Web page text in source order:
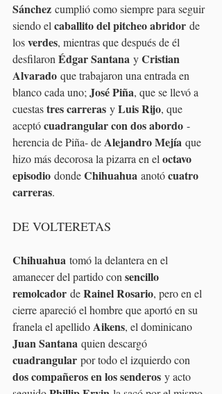
Sánchez cumplió como siempre para seguir
siendo el caballito del pitcheo abridor de
los verdes, mientras que después de él
desfilaron Édgar Santana y Cristian
Alvarado que trabajaron una entrada en
blanco cada uno; José Piña, que se llevó a
cuestas tres carreras y Luis Rijo, que
aceptó cuadrangular con dos abordo -
herencia de Piña- de Alejandro Mejía que
hizo más decorosa la pizarra en el octavo
episodio donde Chihuahua anotó cuatro
carreras.
DE VOLTERETAS
Chihuahua tomó la delantera en el
amanecer del partido con sencillo
remolcador de Rainel Rosario, pero en el
cierre apareció el hombre que aportó en su
franela el apellido Aikens, el dominicano
Juan Santana quien descargó
cuadrangular por todo el izquierdo con
dos compañeros en los senderos y acto